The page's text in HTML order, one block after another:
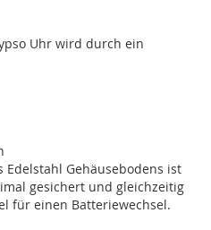
Uhr wird durch ein
Gehäusebodens ist
gesichert und gleichzeitig
für einen Batteriewechsel.